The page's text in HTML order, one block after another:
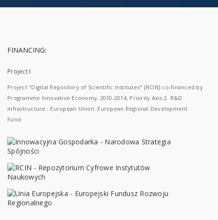
FINANCING:
Project I
Project "Digital Repository of Scientific Institutes" [RCIN] co-financed by
Programme Innovative Economy, 2010-2014, Priority Axis 2. R&D
infrastructure ; European Union. European Regional Development
Fund.